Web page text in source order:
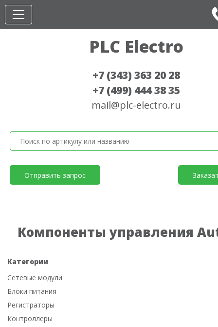
PLC Electro
+7 (343) 363 20 28
+7 (499) 444 38 35
mail@plc-electro.ru
Отправить запрос
Компоненты управления
Категории
Сетевые модули
Блоки питания
Регистраторы
Контроллеры